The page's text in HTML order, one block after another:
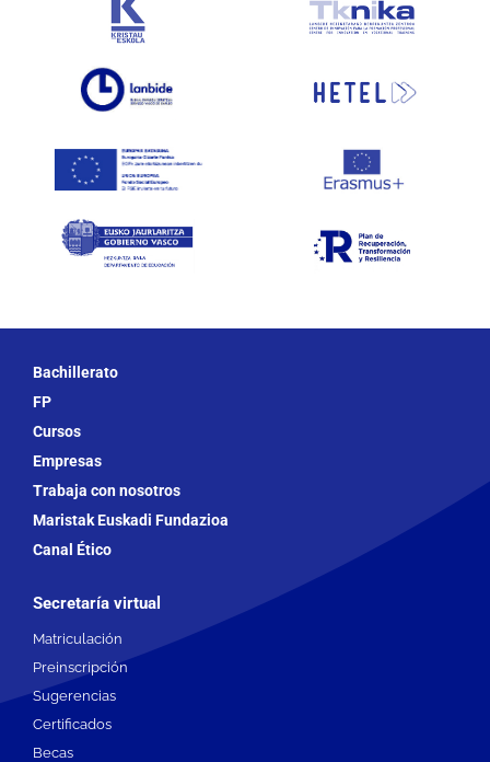
Bachillerato
FP
Cursos
Empresas
Trabaja con nosotros
Maristak Euskadi Fundazioa
Canal Ético
Secretaría virtual
Matriculación
Preinscripción
Sugerencias
Certificados
Becas